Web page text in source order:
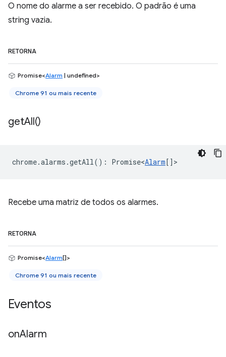
O nome do alarme a ser recebido. O padrão é uma
string vazia.
RETORNA
Promise<Alarm | undefined>
Chrome 91 ou mais recente
getAll()
chrome.alarms .getAll() : Promise<Alarm[] >
Recebe uma matriz de todos os alarmes.
RETORNA
Promise<Alarm[]>
Chrome 91 ou mais recente
Eventos
onAlarm